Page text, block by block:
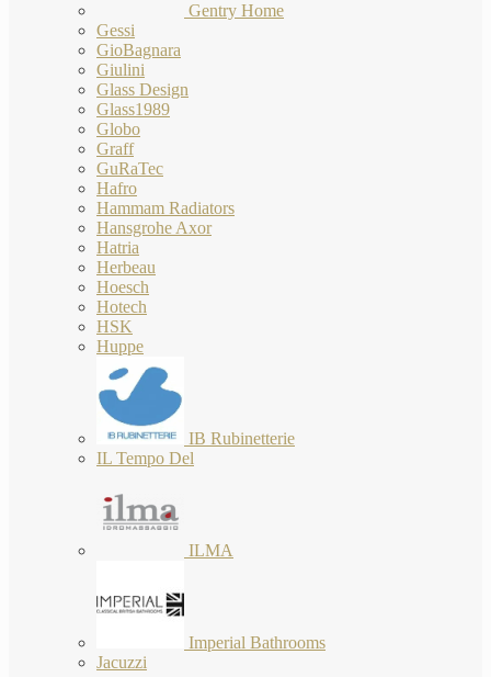
Gentry Home
Gessi
GioBagnara
Giulini
Glass Design
Glass1989
Globo
Graff
GuRaTec
Hafro
Hammam Radiators
Hansgrohe Axor
Hatria
Herbeau
Hoesch
Hotech
HSK
Huppe
IB Rubinetterie
IL Tempo Del
ILMA
Imperial Bathrooms
Jacuzzi